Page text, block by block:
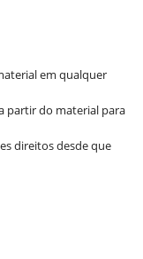
em qualquer
partir do material para
direitos desde que